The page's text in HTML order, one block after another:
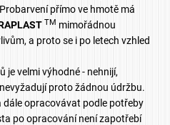
přímo ve hmotě má
TM mimořádnou
a proto se i po letech vzhled
velmi výhodné - nehnijí,
proto žádnou údržbu.
opracovávat podle potřeby
po opracování není zapotřebí